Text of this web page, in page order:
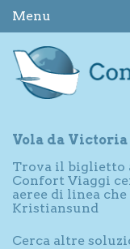
Menu
Vola da
Trova il biglietto
Confort Viaggi
aeree di linea
Kristiansund
Cerca altre